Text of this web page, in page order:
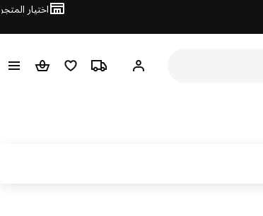
اختيار المتجر
مرحباً! تسجيل الدخول أو الاشتراك
تتبع الطلبقائمة التسوق
سلة